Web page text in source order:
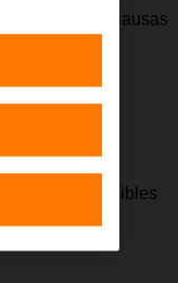
haber varias causas
serie de posibles